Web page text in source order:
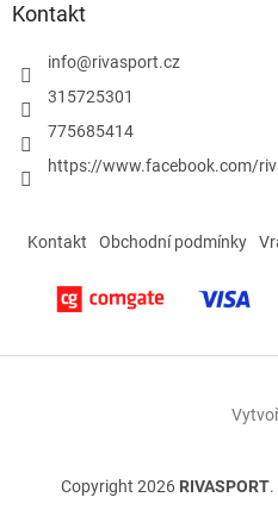
Kontakt
info@rivasport.cz
315725301
775685414
https://www.facebook.com/
Kontakt Obchodní podmínky
Copyright 2026 RIVASPORT.